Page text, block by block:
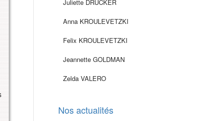
Juliette DRUCKER
Anna KROULEVETZKI
Felix KROULEVETZKI
Jeannette GOLDMAN
Zelda VALERO
Nos actualités